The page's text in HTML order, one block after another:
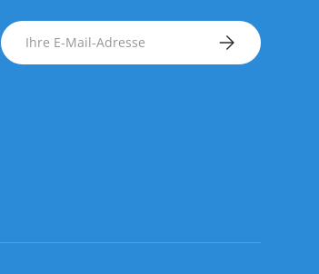
E-Mail ABONNIEREN